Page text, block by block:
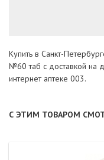
Купить в Санкт-
№60 таб с доставкой на
интернет аптеке 003.
С ЭТИМ ТОВАРОМ